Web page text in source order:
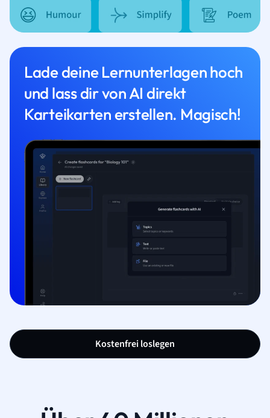
Lade deine Lernunterlagen hoch
und lass dir von AI direkt
Karteikarten erstellen. Magisch!
Kostenfrei loslegen